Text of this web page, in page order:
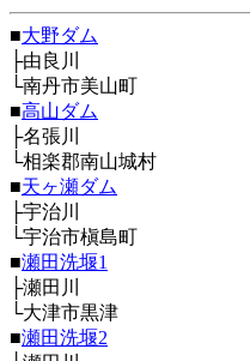
■大野ダム
├由良川
└南丹市美山町
■高山ダム
├名張川
└相楽郡南山城村
■天ヶ瀬ダム
├宇治川
└宇治市槇島町
■瀬田洗堰1
├瀬田川
└大津市黒津
■瀬田洗堰2